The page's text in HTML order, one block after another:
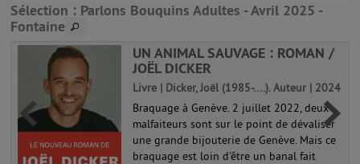
Sélection : Parlons Bouquins Adultes - Avril 2025 -
Fontaine
UN ANIMAL SAUVAGE : ROMAN /
JOËL DICKER
Livre | Dicker, Joël (1985-....). Auteur | 2024
Braquage à Genève. 2 juillet 2022, deux
malfaiteurs sont sur le point de dévaliser
une grande bijouterie de Genève. Mais ce
braquage est loin d'être un banal fait